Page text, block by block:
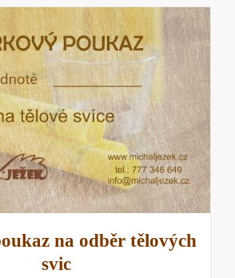
na odběr tělových
svic